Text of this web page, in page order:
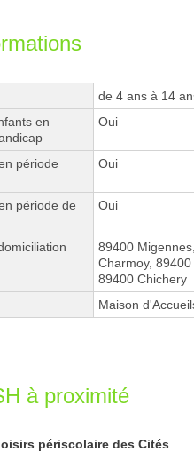
de 4 ans à 14
en
Oui
période
Oui
période de
Oui
89400
Charmoy,
89400 Chichery
Maison
à proximité
périscolaire des Cités